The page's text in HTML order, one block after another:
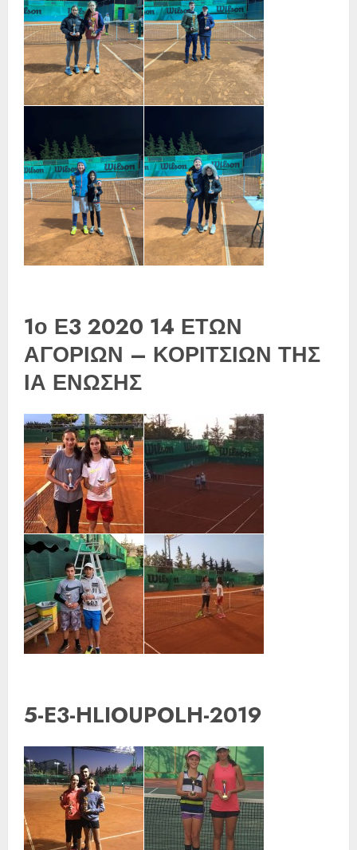
1ο Ε3 2020 14 ΕΤΩΝ
ΑΓΟΡΙΩΝ – ΚΟΡΙΤΣΙΩΝ ΤΗΣ
ΙΑ ΕΝΩΣΗΣ
5-E3-HLIOUPOLH-2019